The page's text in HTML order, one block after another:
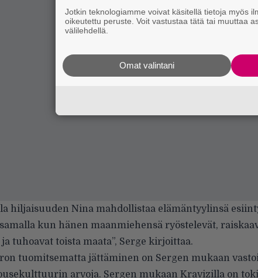
hiljaisuuden Nina mahdollistaa elämäntyylinsä
kun hänen maanmiehensä ryöstelevät,
tuhoavat toista maata”, Serge kirjoittaa.
tuomitsematta jättäminen on Sergen mukaan
arvoja. Sergen mukaan Kravizilla on
Jotkin teknologiamme voivat käsitellä tietoja myös
oikeutettu peruste. Voit vastustaa tätä tai muuttaa
välilehdellä.
Omat valintani